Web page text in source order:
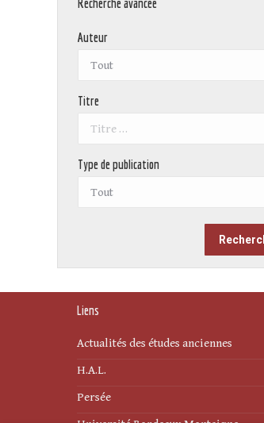
Recherche avancée
Auteur
Titre
Type de publication
Liens
Actualités des études anciennes
H.A.L.
Persée